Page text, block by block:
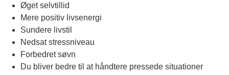
Øget selvtillid
Mere positiv livsenergi
Sundere livstil
Nedsat stressniveau
Forbedret søvn
Du bliver bedre til at håndtere pressede situationer